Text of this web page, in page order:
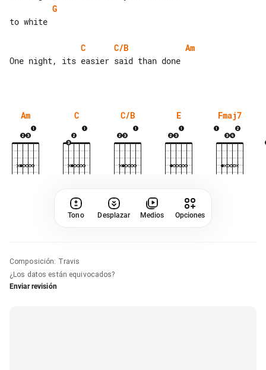
G
to white
C C/B
Am
One night, its easier said than done
Am C C/B E Fmaj7
Tono Desplazar Medios Opciones
Composición: Travis
¿Los datos están equivocados?
Enviar revisión